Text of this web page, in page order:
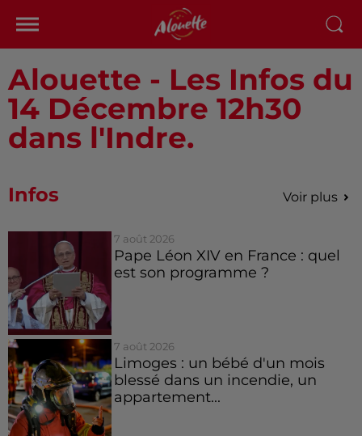
Alouette - Les Infos du
14 Décembre 12h30
dans l'Indre.
Infos Voir plus
7 août 2026
Pape Léon XIV en France : quel
est son programme ?
7 août 2026
Limoges : un bébé d'un mois
blessé dans un incendie, un
appartement...